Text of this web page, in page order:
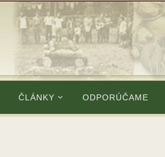
ČLÁNKY ODPORÚČAME